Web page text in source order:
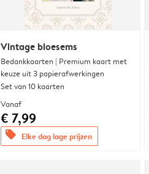
Vintage bloesems
Bedankkaarten | Premium kaart met
keuze uit 3 papierafwerkingen
Set van 10 kaarten
Vanaf
€ 7,99
offers Elke dag lage prijzen